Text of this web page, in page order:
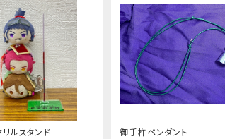
ルスタンド 御手杵ペンダント